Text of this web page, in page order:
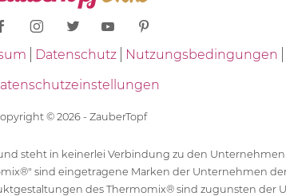
Datenschutz Nutzungsbedingungen
© 2026 - ZauberTopf
steht in keinerlei Verbindung zu den
sind eingetragene Marken der Unternehmen
des Thermomix® sind zugunsten der